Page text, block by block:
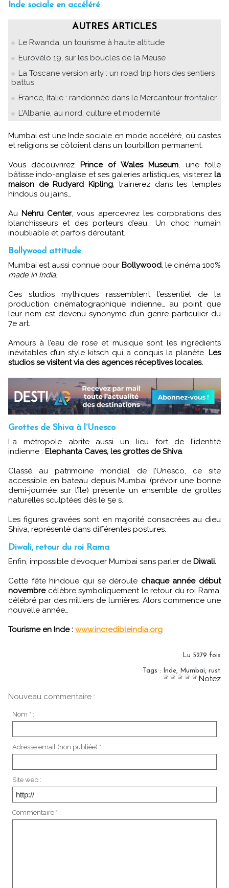
Inde sociale en accéléré
AUTRES ARTICLES
Le Rwanda, un tourisme à haute altitude
Eurovélo 19, sur les boucles de la Meuse
La Toscane version arty : un road trip hors des sentiers
battus
France, Italie : randonnée dans le Mercantour frontalier
L’Albanie, au nord, culture et modernité
Mumbai est une Inde sociale en mode accéléré, où castes
et religions se côtoient dans un tourbillon permanent.
Vous découvrirez Prince of Wales Museum, une folle
bâtisse indo-anglaise et ses galeries artistiques, visiterez la
maison de Rudyard Kipling, trainerez dans les temples
hindous ou jaïns…
Au Nehru Center, vous apercevrez les corporations des
blanchisseurs et des porteurs d’eau… Un choc humain
inoubliable et parfois déroutant.
Bollywood attitude
Mumbai est aussi connue pour Bollywood, le cinéma 100%
made in India.
Ces studios mythiques rassemblent l’essentiel de la
production cinématographique indienne… au point que
leur nom est devenu synonyme d’un genre particulier du
7e art.
Amours à l’eau de rose et musique sont les ingrédients
inévitables d’un style kitsch qui a conquis la planète. Les
studios se visitent via des agences réceptives locales.
Grottes de Shiva à l’Unesco
La métropole abrite aussi un lieu fort de l’identité
indienne : Elephanta Caves, les grottes de Shiva
Classé au patrimoine mondial de l’Unesco, ce site
accessible en bateau depuis Mumbai (prévoir une bonne
demi-journée sur l’île) présente un ensemble de grottes
naturelles sculptées dès le 5e s.
Les figures gravées sont en majorité consacrées au dieu
Shiva, représenté dans différentes postures.
Diwali, retour du roi Rama
Enfin, impossible d’évoquer Mumbai sans parler de Diwali.
Cette fête hindoue qui se déroule chaque année début
novembrecélèbre symboliquement le retour du roi Rama,
célébré par des milliers de lumières. Alors commence une
nouvelle année…
Tourisme en Inde : www.incredibleindia.org
Lu 5279 fois
Tags : Inde Mumbai rust
Notez
Nouveau commentaire :
Nom * :
Adresse email (non publiée) * :
Site web :
Commentaire * :